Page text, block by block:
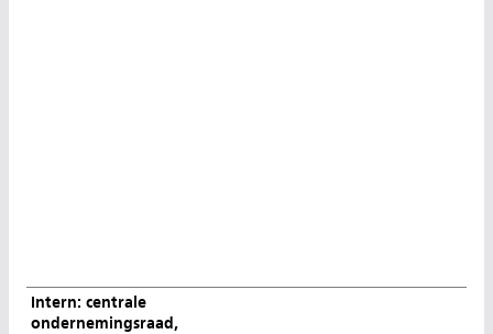
Intern: centrale
ondernemingsraad,